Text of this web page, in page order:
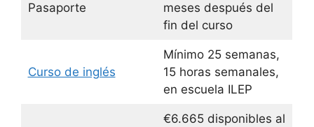
Pasaporte
meses después del
fin del curso
Curso de inglés
Mínimo 25 semanas,
15 horas semanales,
en escuela ILEP
€6.665 disponibles al